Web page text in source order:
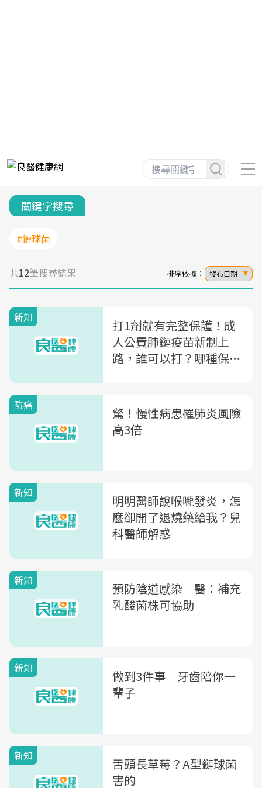
關鍵字搜尋
#鏈球菌
共12筆搜尋結果 排序依據： 發布日期
新知
打1劑就有完整保護！成
人公費肺鏈疫苗新制上
路，誰可以打？哪種保護
防癌
驚！慢性病患罹肺炎風險
高3倍
新知
明明醫師說喉嚨發炎，怎
麼卻開了退燒藥給我？兒
科醫師解惑
新知
預防陰道感染 醫：補充
乳酸菌株可協助
新知
做到3件事 牙齒陪你一
輩子
新知
舌頭長草莓？A型鏈球菌
害的